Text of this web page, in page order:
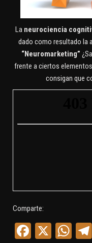
La neurociencia
dado como resultado la
“Neuromarketing”
frente a ciertos
consigan que
Comparte:
Facebook
X